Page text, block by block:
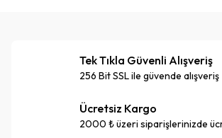
Tek Tıkla Güvenli Alışveriş
256 Bit SSL ile güvende alışveriş
Ücretsiz Kargo
2000 ₺ üzeri siparişlerinizde